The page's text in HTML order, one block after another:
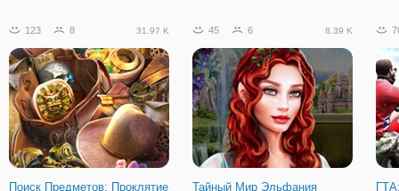
123 8 31.97 K
Поиск Предметов: Проклятие
45 6 8.39 K
Тайный Мир Эльфания